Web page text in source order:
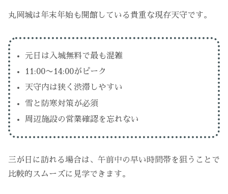
丸岡城は年末年始も開館している貴重な現存天守です。
元日は入城無料で最も混雑
11:00〜14:00がピーク
天守内は狭く渋滞しやすい
雪と防寒対策が必須
周辺施設の営業確認を忘れない
三が日に訪れる場合は、午前中の早い時間帯を狙うことで
比較的スムーズに見学できます。